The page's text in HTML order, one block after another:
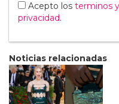
Acepto los terminos
privacidad.
Noticias relacionadas